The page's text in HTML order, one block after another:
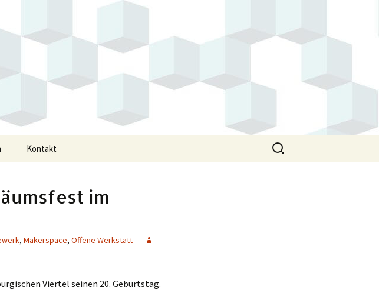
Kontakt
Suchen
nach:
im
, Makerspace, Offene Werkstatt
Viertel seinen 20. Geburtstag.